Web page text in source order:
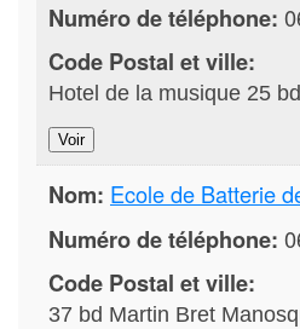
Numéro de téléphone:
Code Postal et ville:
Hotel de la musique 25
Nom: Ecole de Batterie
Numéro de téléphone:
Code Postal et ville:
37 bd Martin Bret